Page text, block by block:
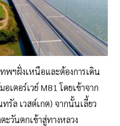
พฯฝั่งเหนือและต้องการเดิน
เตอร์เวย์ M81 โดยเข้าจาก
รัล เวสต์เกต) จากนั้นเลี้ยว
วันตกเข้าสู่ทางหลวง